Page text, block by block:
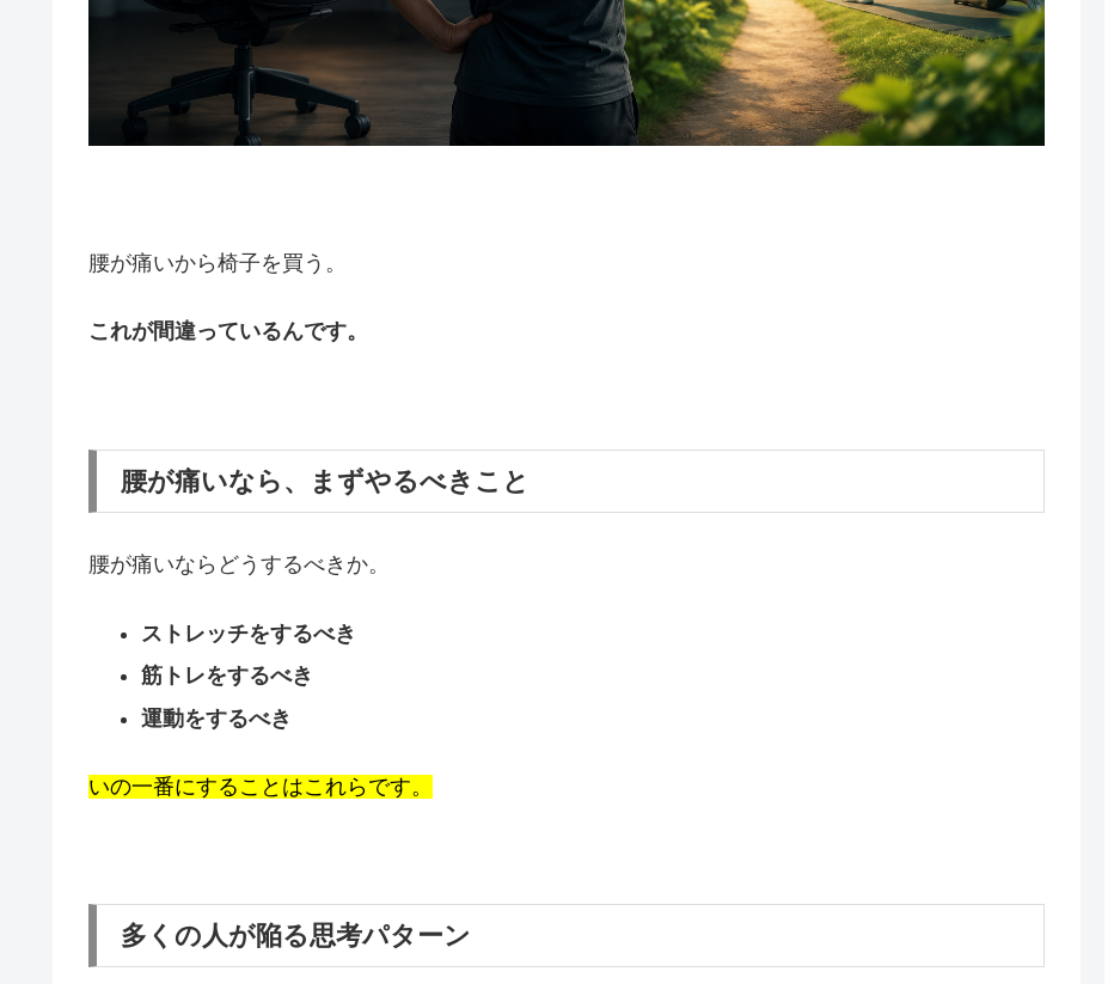
腰が痛いから椅子を買う。
これが間違っているんです。
腰が痛いなら、まずやるべきこと
腰が痛いならどうするべきか。
ストレッチをするべき
筋トレをするべき
運動をするべき
いの一番にすることはこれらです。
多くの人が陥る思考パターン